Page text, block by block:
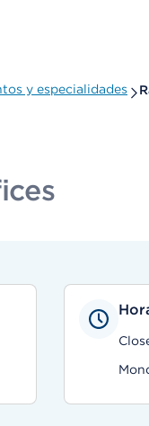
y especialidades